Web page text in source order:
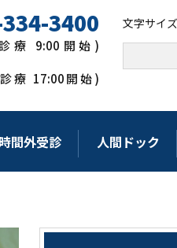
3400
療 9:00開始)
療 17:00開始)
文字サイズ
時間外受診 人間ドック